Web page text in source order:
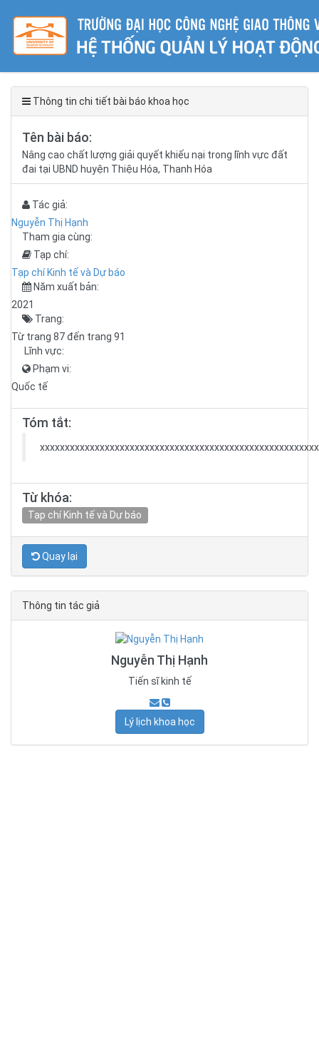
Thông tin chi tiết bài báo khoa học
Tên bài báo:
Nâng cao chất lượng giải quyết khiếu nại trong lĩnh vực đất
đai tại UBND huyện Thiệu Hóa, Thanh Hóa
Tác giả:
Nguyễn Thị Hạnh
Tham gia cùng:
Tạp chí:
Tạp chí Kinh tế và Dự báo
Năm xuất bản:
2021
Trang:
Từ trang 87 đến trang 91
Lĩnh vực:
Phạm vi:
Quốc tế
Tóm tắt:
Từ khóa:
Tạp chí Kinh tế và Dự báo
Quay lại
Thông tin tác giả
Nguyễn Thị Hạnh
Tiến sĩ kinh tế
Lý lịch khoa học